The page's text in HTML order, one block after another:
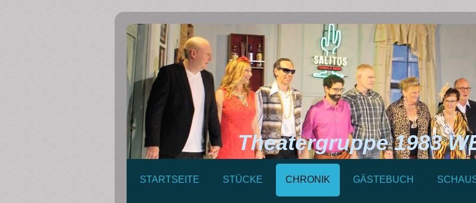
Theatergruppe 1983
STARTSEITE STÜCKE CHRONIK GÄSTEBUCH